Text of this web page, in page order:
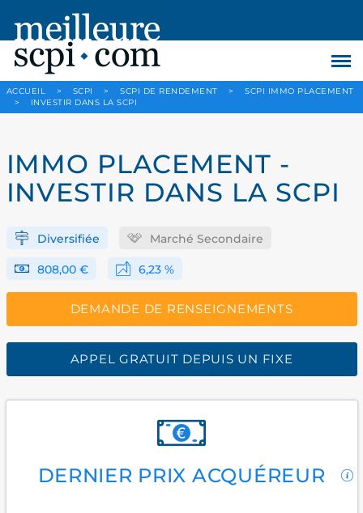
ACCUEIL > SCPI > SCPI DE RENDEMENT >
SCPI IMMO PLACEMENT
>
INVESTIR DANS LA SCPI
IMMO PLACEMENT -
INVESTIR DANS LA SCPI
Diversifiée Marché Secondaire
808,00 € 6,23 %
DEMANDE DE RENSEIGNEMENTS
APPEL GRATUIT DEPUIS UN FIXE
DERNIER PRIX ACQUÉREUR